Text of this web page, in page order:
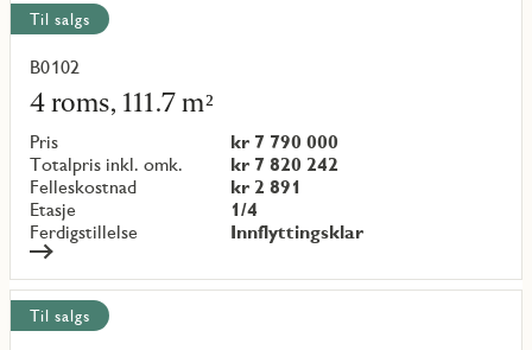
Til salgs
B0102
4 roms, 111.7 m²
Pris
kr 7 790 000
Totalpris inkl. omk.
kr 7 820 242
Felleskostnad
kr 2 891
Etasje
1/4
Ferdigstillelse
Innflyttingsklar
Les
mer
om
objekt
{objectNumber}
Til salgs